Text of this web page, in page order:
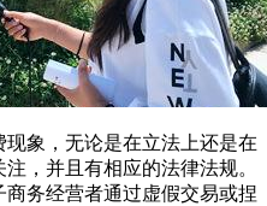
象，无论是在立法上还是在
，并且有相应的法律法规。
商务经营者通过虚假交易或捏